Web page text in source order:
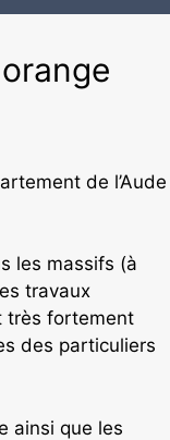
de l’Aude
les massifs (à
travaux
très fortement
des particuliers
ainsi que les